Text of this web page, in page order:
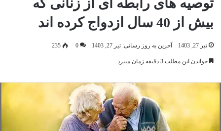
توصیه های رابطه ای از زنانی که
بیش از 40 سال ازدواج کرده اند
تیر 27, 1403 آخرین به روز رسانی: تیر 27, 1403 0
235
خواندن این مطلب 3 دقیقه زمان میبرد